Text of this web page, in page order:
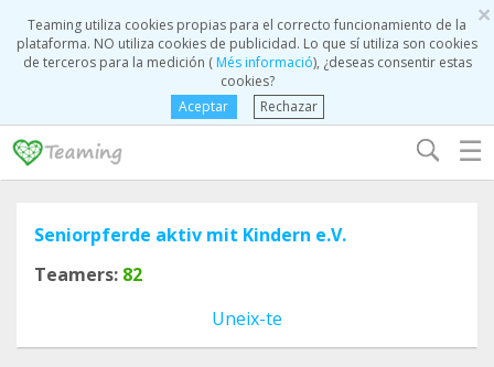
×
Teaming utiliza cookies propias para el correcto funcionamiento de la
plataforma. NO utiliza cookies de publicidad. Lo que sí utiliza son cookies
de terceros para la medición (Més informació), ¿deseas consentir estas
cookies?
Aceptar
Rechazar
☰
Seniorpferde aktiv mit Kindern e.V.
Teamers: 82
Uneix-te